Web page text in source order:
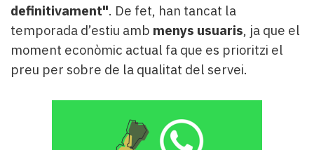
definitivament". De fet, han tancat la
temporada d’estiu amb menys usuaris, ja que el
moment econòmic actual fa que es prioritzi el
preu per sobre de la qualitat del servei.